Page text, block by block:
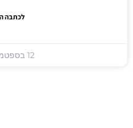
לכתבה
12 בספטמבר 2022